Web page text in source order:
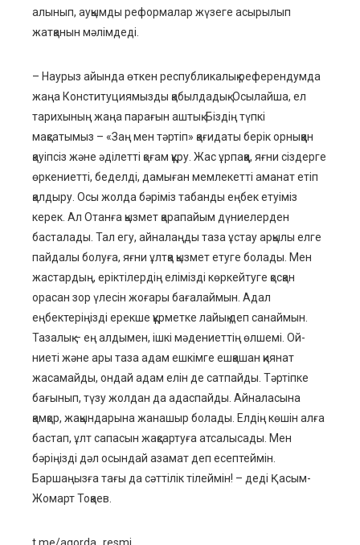
алынып, ауқымды реформалар жүзеге асырылып
жатқанын мәлімдеді.
– Наурыз айында өткен республикалық референдумда
жаңа Конституциямызды қабылдадық. Осылайша, ел
тарихының жаңа парағын аштық. Біздің түпкі
мақсатымыз – «Заң мен тәртіп» қағидаты берік орныққан
қауіпсіз және әділетті қоғам құру. Жас ұрпаққа, яғни сіздерге
өркениетті, беделді, дамыған мемлекетті аманат етіп
қалдыру. Осы жолда бәріміз табанды еңбек етуіміз
керек. Ал Отанға қызмет қарапайым дүниелерден
басталады. Тал егу, айналаңды таза ұстау арқылы елге
пайдалы болуға, яғни ұлтқа қызмет етуге болады. Мен
жастардың, еріктілердің елімізді көркейтуге қосқан
орасан зор үлесін жоғары бағалаймын. Адал
еңбектеріңізді ерекше құрметке лайық деп санаймын.
Тазалық – ең алдымен, ішкі мәдениеттің өлшемі. Ой-
ниеті және ары таза адам ешкімге ешқашан қиянат
жасамайды, ондай адам елін де сатпайды. Тәртіпке
бағынып, түзу жолдан да адаспайды. Айналасына
қамқор, жақындарына жанашыр болады. Елдің көшін алға
бастап, ұлт сапасын жақсартуға атсалысады. Мен
бәріңізді дәл осындай азамат деп есептеймін.
Баршаңызға тағы да сәттілік тілеймін! – деді Қасым-
Жомарт Тоқаев.